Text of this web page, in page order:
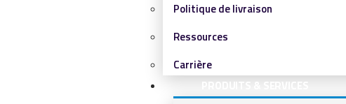
Politique de livraison
Ressources
Carrière
PRODUITS & SERVICES